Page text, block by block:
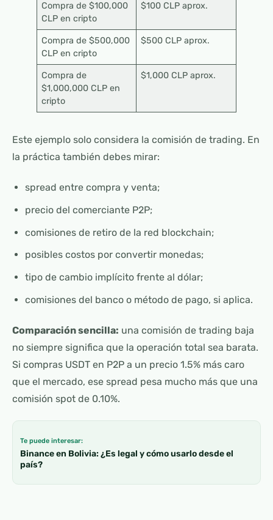
Compra de $100,000
CLP en cripto
$100 CLP aprox.
Compra de $500,000
CLP en cripto
$500 CLP aprox.
Compra de
$1,000,000 CLP en
cripto
$1,000 CLP aprox.
Este ejemplo solo considera la comisión de trading. En
la práctica también debes mirar:
spread entre compra y venta;
precio del comerciante P2P;
comisiones de retiro de la red blockchain;
posibles costos por convertir monedas;
tipo de cambio implícito frente al dólar;
comisiones del banco o método de pago, si aplica.
Comparación sencilla: una comisión de trading baja
no siempre significa que la operación total sea barata.
Si compras USDT en P2P a un precio 1.5% más caro
que el mercado, ese spread pesa mucho más que una
comisión spot de 0.10%.
Te puede interesar:
Binance en Bolivia: ¿Es legal y cómo usarlo desde el
país?